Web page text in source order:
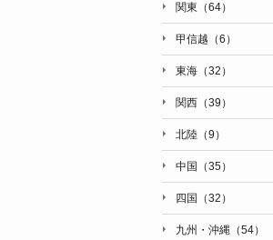
関東（64）
甲信越（6）
東海（32）
関西（39）
北陸（9）
中国（35）
四国（32）
九州・沖縄（54）